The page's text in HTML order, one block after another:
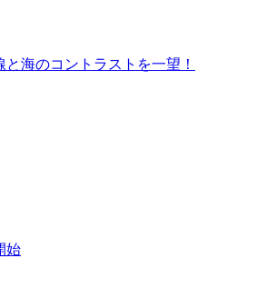
海のコントラストを一望！
始